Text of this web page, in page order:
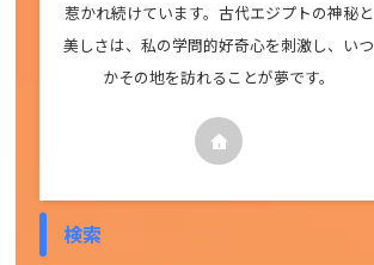
惹かれ続けています。古代エジプトの神秘と
美しさは、私の学問的好奇心を刺激し、いつ
かその地を訪れることが夢です。
検索